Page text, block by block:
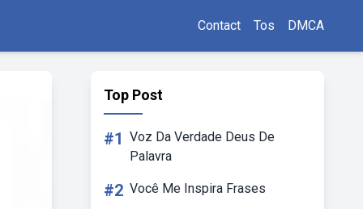
Contact Tos DMCA
Top Post
#1 Voz Da Verdade Deus De
Palavra
#2 Você Me Inspira Frases